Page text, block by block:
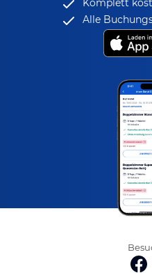
Komplett
Alle